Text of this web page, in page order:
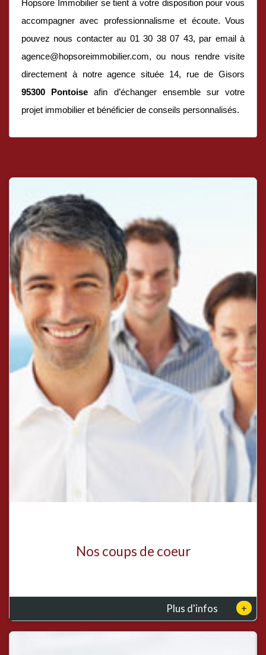
Hopsore Immobilier se tient à votre disposition pour vous
accompagner avec professionnalisme et écoute. Vous
pouvez nous contacter au 01 30 38 07 43, par email à
agence@hopsoreimmobilier.com, ou nous rendre visite
directement à notre agence située 14, rue de Gisors
95300 Pontoise afin d’échanger ensemble sur votre
projet immobilier et bénéficier de conseils personnalisés.
Nos coups de coeur
Plus d'infos +